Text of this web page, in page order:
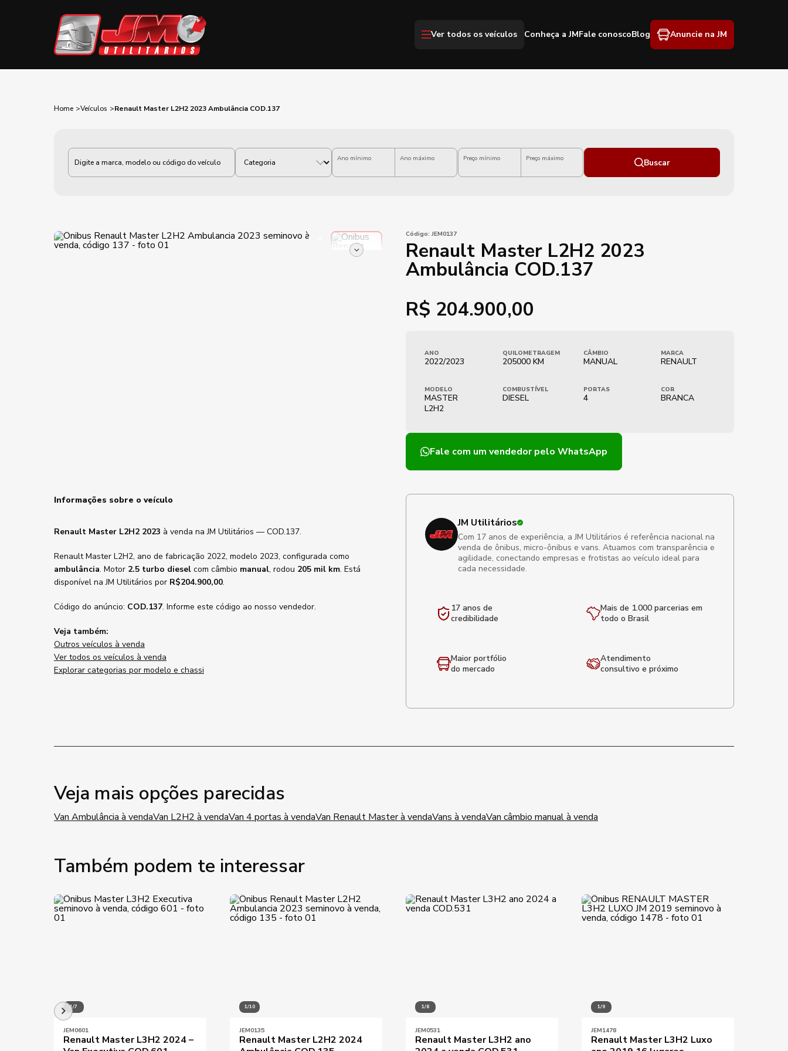
Ver todos os veículos Conheça a JMFale conoscoBlog Anuncie na JM
Home Veículos Renault Master L2H2 2023 Ambulância COD.137
Categoria Ano mínimo Ano máximo Preço mínimo Preço máximo Buscar
Código: JEM0137
Renault Master L2H2 2023
Ambulância COD.137
R$ 204.900,00
ANO
2022/2023
QUILOMETRAGEM
205000 KM
CÂMBIO
MANUAL
MARCA
RENAULT
MODELO
MASTER
L2H2
COMBUSTÍVEL
DIESEL
PORTAS
4
COR
BRANCA
Fale com um vendedorpelo WhatsApp
Informações sobre o veículo
Renault Master L2H2 2023 à venda na JM Utilitários — COD.137.
Renault Master L2H2, ano de fabricação 2022, modelo 2023, configurada como
ambulância. Motor 2.5 turbo diesel com câmbio manual, rodou 205 mil km. Está
disponível na JM Utilitários por R$204.900,00.
Código do anúncio: COD.137. Informe este código ao nosso vendedor.
Veja também:
Outros veículos à venda
Ver todos os veículos à venda
Explorar categorias por modelo e chassi
JM Utilitários
Com 17 anos de experiência, a JM Utilitários é referência nacional na
venda de ônibus, micro-ônibus e vans. Atuamos com transparência e
agilidade, conectando empresas e frotistas ao veículo ideal para
cada necessidade.
17 anos de
credibilidade
Mais de 1.000 parcerias em
todo o Brasil
Maior portfólio
do mercado
Atendimento
consultivo e próximo
Veja mais opções parecidas
Van Ambulância à vendaVan L2H2 à vendaVan 4 portas à vendaVan Renault Master à vendaVans à vendaVan câmbio manual à venda
Também podem te interessar
1/7
JEM0601
Renault Master L3H2 2024 –
1/10
JEM0135
Renault Master L2H2 2024
1/8
JEM0531
Renault Master L3H2 ano
1/9
JEM1478
Renault Master L3H2 Luxo